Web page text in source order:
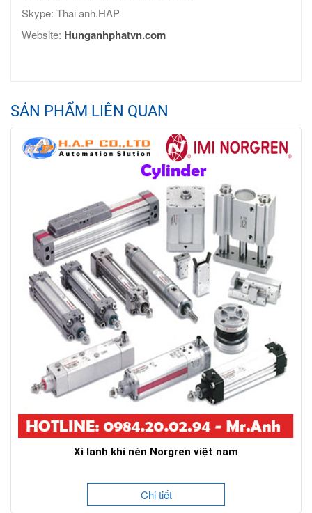
Skype: Thai anh.HAP
Website: Hunganhphatvn.com
SẢN PHẨM LIÊN QUAN
Xi lanh khí nén Norgren việt nam
Chi tiết